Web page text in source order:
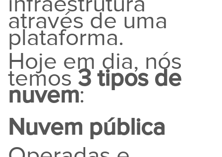
através de uma
plataforma.
Hoje em dia, nós
temos3 tipos de
nuvem:
Nuvem pública